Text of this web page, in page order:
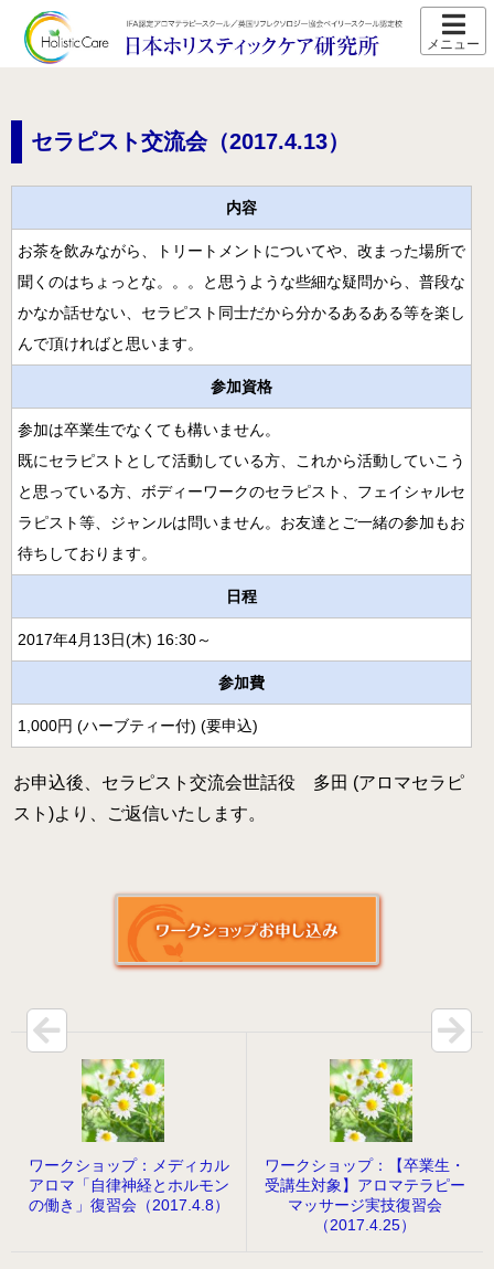
セラピスト交流会（2017.4.13）
内容
お茶を飲みながら、トリートメントについてや、改まった場所で
聞くのはちょっとな。。。と思うような些細な疑問から、普段な
かなか話せない、セラピスト同士だから分かるあるある等を楽し
んで頂ければと思います。
参加資格
参加は卒業生でなくても構いません。
既にセラピストとして活動している方、これから活動していこう
と思っている方、ボディーワークのセラピスト、フェイシャルセ
ラピスト等、ジャンルは問いません。お友達とご一緒の参加もお
待ちしております。
日程
2017年4月13日(木) 16:30～
参加費
1,000円 (ハーブティー付) (要申込)
お申込後、セラピスト交流会世話役 多田 (アロマセラピ
スト)より、ご返信いたします。
ワークショップ：メディカル
アロマ「自律神経とホルモン
の働き」復習会（2017.4.8）
ワークショップ：【卒業生・
受講生対象】アロマテラピー
マッサージ実技復習会
（2017.4.25）
当校の特長
講師プロフィール
スクール通信
IFA認定 メディカルアロマテラピーコース【2026年5月開
講】
月開講】
ース
クリニカル・リフレクソロジーコースご案内
スウェディッシュマッサージコース
アロマ・ストレスケアコース（オンライン）
ミノウ・デ・メイのアロマ通信教育
メディカルアロマとは
補完代替療法とは
医療福祉現場のアロマ
卒業生の医療福祉への導入例
よくあるご質問